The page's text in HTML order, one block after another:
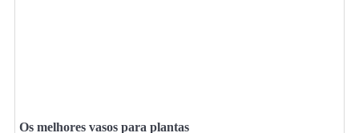
Os melhores vasos para plantas